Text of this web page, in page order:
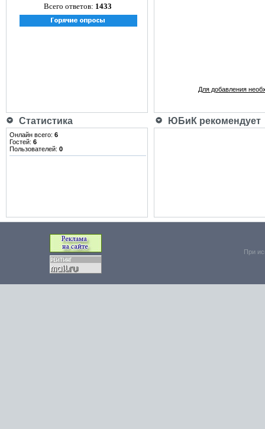
Всего ответов: 1433
Для добавления
Статистика ЮБиК рекомендует
Онлайн всего: 6
Гостей: 6
Пользователей: 0
При